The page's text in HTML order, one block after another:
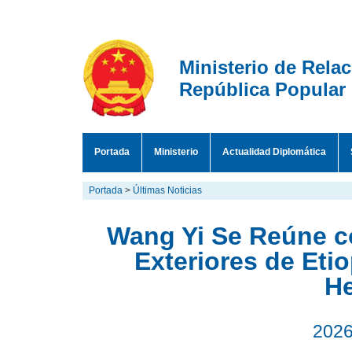
Ministerio de
República Popular
Portada Ministerio Actualidad Diplomática
Portada > Últimas Noticias
Wang Yi Se Reúne
Exteriores de